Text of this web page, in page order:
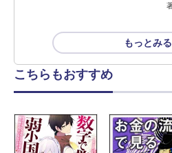
もっとみる
こちらもおすすめ